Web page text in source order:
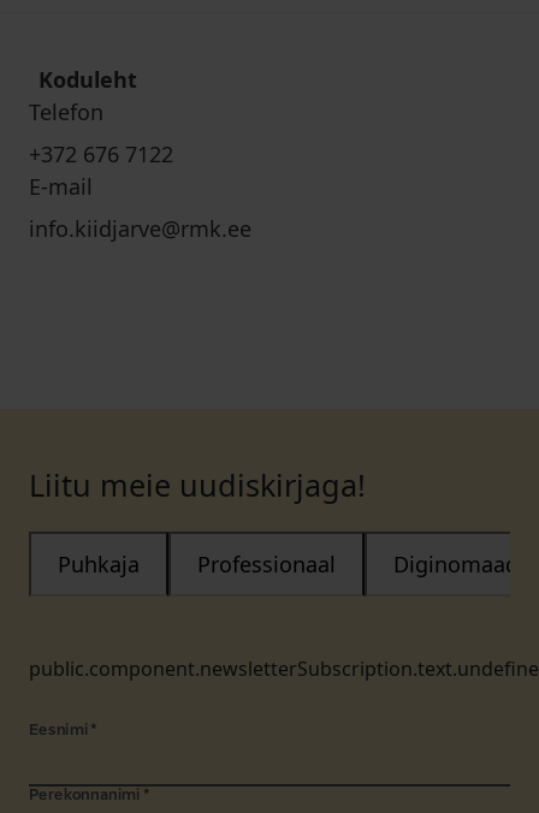
Koduleht
Telefon
+372 676 7122
E-mail
info.kiidjarve@rmk.ee
Liitu meie uudiskirjaga!
Puhkaja Professionaal Diginomaad
Eesnimi *
Perekonnanimi *